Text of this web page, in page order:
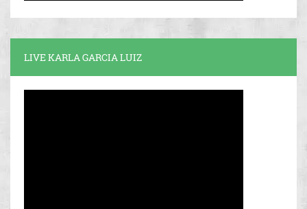
LIVE KARLA GARCIA LUIZ